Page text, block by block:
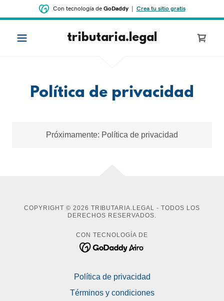
Con tecnología de GoDaddy| Crea tu sitio gratis
tributaria.legal
Política de privacidad
Próximamente: Política de privacidad
COPYRIGHT © 2026 TRIBUTARIA.LEGAL - TODOS LOS
DERECHOS RESERVADOS.
CON TECNOLOGÍA DE
Política de privacidad
Términos y condiciones